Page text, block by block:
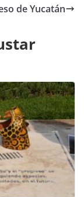
de Yucatán